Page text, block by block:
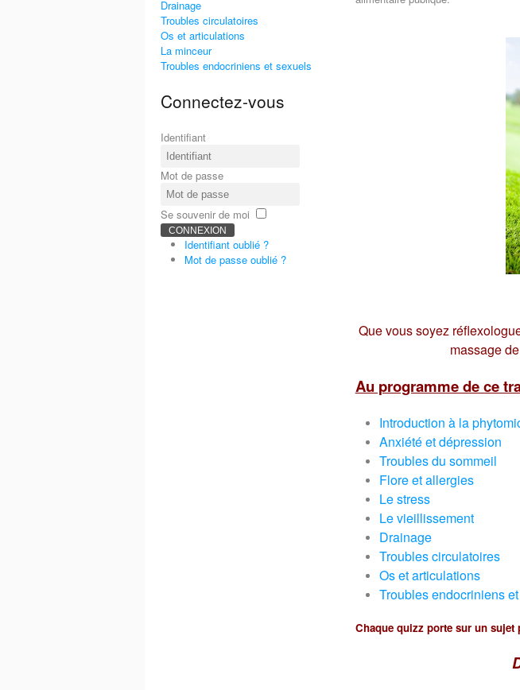
Drainage
Troubles circulatoires
Os et articulations
La minceur
Troubles endocriniens et sexuels
Connectez-vous
Identifiant
Mot de passe
Se souvenir de moi
CONNEXION
Identifiant oublié ?
Mot de passe oublié ?
Que vous soyez
massage
Au programme de ce
Introduction à la
Anxiété et dépression
Troubles du sommeil
Flore et allergies
Le stress
Le vieillissement
Drainage
Troubles circulatoires
Os et articulations
Troubles endocriniens
Chaque quizz porte sur un